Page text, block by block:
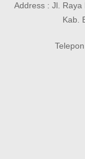
Address : Jl. Raya
Kab.